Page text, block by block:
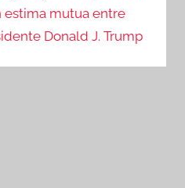
estima mutua entre
Donald J. Trump